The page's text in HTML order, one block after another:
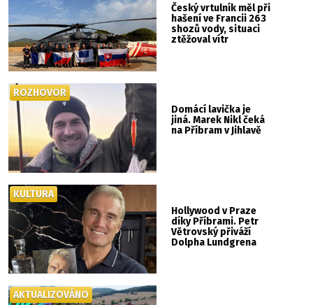
Český vrtulník měl při
hašení ve Francii 263
shozů vody, situaci
ztěžoval vítr
Domácí lavička je
jiná. Marek Nikl čeká
na Příbram v Jihlavě
ROZHOVOR
Hollywood v Praze
díky Příbrami. Petr
Větrovský přiváží
Dolpha Lundgrena
KULTURA
AKTUALIZOVÁNO